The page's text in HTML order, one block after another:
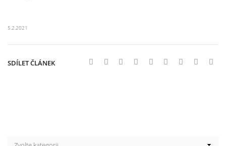
5.2.2021
SDÍLET ČLÁNEK